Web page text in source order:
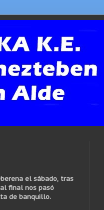
el sábado, tras
final nos pasó
de banquillo.